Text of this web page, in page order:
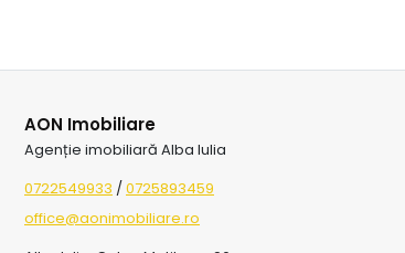
AON Imobiliare
Agenție imobiliară Alba Iulia
0722549933 /0725893459
office@aonimobiliare.ro